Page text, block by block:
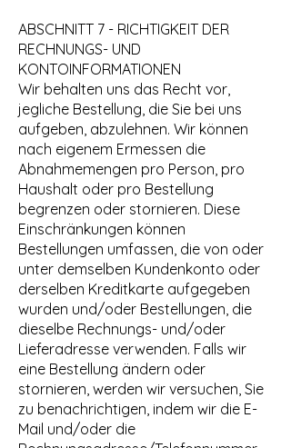
ABSCHNITT 7 - RICHTIGKEIT DER
RECHNUNGS- UND
KONTOINFORMATIONEN
Wir behalten uns das Recht vor,
jegliche Bestellung, die Sie bei uns
aufgeben, abzulehnen. Wir können
nach eigenem Ermessen die
Abnahmemengen pro Person, pro
Haushalt oder pro Bestellung
begrenzen oder stornieren. Diese
Einschränkungen können
Bestellungen umfassen, die von oder
unter demselben Kundenkonto oder
derselben Kreditkarte aufgegeben
wurden und/oder Bestellungen, die
dieselbe Rechnungs- und/oder
Lieferadresse verwenden. Falls wir
eine Bestellung ändern oder
stornieren, werden wir versuchen, Sie
zu benachrichtigen, indem wir die E-
Mail und/oder die